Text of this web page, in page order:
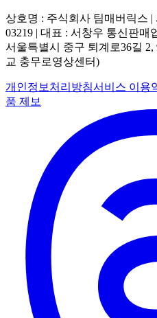
상호명 : 주식회사 팀매버릭스 |
03219 | 대표 : 서창우 통신판매
서울특별시 중구 퇴계로36길
교 충무로영상센터)
개인정보처리방침서비스 이용
품 제보